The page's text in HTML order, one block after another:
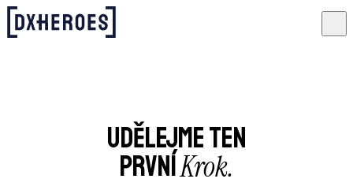
UDĚLEJME TEN
PRVNÍKrok.